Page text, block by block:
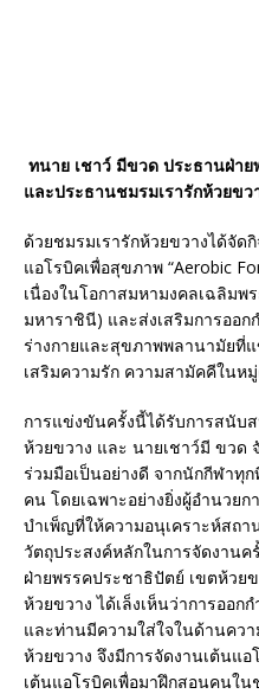
ทนาย เชาว์ มีขวด ประธานฝ่า
และประธานชมรมเรารักห้วยข
ด้วยชมรมเรารักห้วยขวางได้จัด
แอโรบิคเพื่อสุขภาพ “Aerobic
เนื่องในโอกาสมหามงคลเฉลิม
มหาราชินี) และส่งเสริมการออ
ร่างกายและสุขภาพพลานามัยที่
เสริมความรัก ความสามัคคีในห
การแข่งขันครั้งนี้ได้รับการสนับ
ห้วยขวาง และ นายเชาว์มี ขวด
ร่วมมือเป็นอย่างดี จากนักกีฬาทุ
คน โดยเฉพาะอย่างยิ่งผู้อำนวย
บำเพ็ญที่ให้ความอนุเคราะห์สถ
วัตถุประสงค์หลักในการจัดงาน
ฝ่ายพรรคประชาธิปัตย์ เขตห้วย
ห้วยขวาง ได้เล็งเห็นว่าการออ
และท่านมีความใส่ใจในด้านคว
ห้วยขวาง จึงมีการจัดงานเต้นแ
เต้นแอโรบิคเพื่อมาฝึกสอนคนใ